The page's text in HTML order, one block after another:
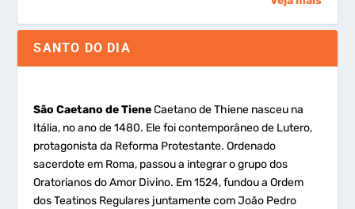
SANTO DO DIA
São Caetano de TieneCaetano de Thiene nasceu na
Itália, no ano de 1480. Ele foi contemporâneo de Lutero,
protagonista da Reforma Protestante. Ordenado
sacerdote em Roma, passou a integrar o grupo dos
Oratorianos do Amor Divino. Em 1524, fundou a Ordem
dos Teatinos Regulares juntamente com João Pedro